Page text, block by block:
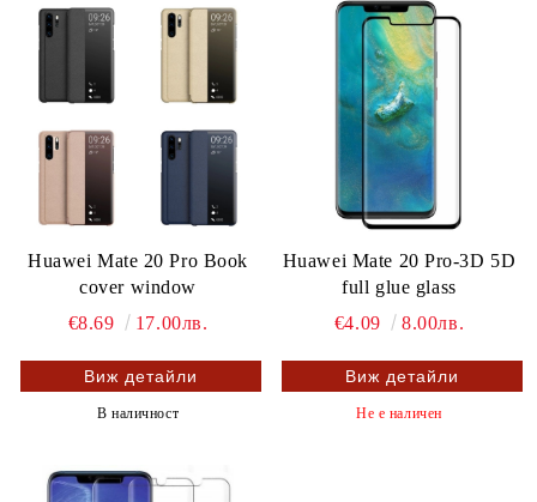
Huawei Mate 20 Pro Book
cover window
€8.69
17.00лв.
Виж детайли
В наличност
Huawei Mate 20 Pro-3D 5D
full glue glass
€4.09
8.00лв.
Виж детайли
Не е наличен